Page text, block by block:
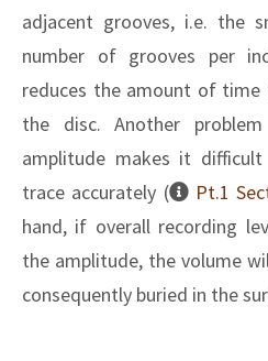
adjacent grooves, i.e. the
number of grooves per
reduces the amount of time
the disc. Another
amplitude makes it
trace accurately (
Pt.1
hand, if overall recording
the amplitude, the volume
consequently buried in the